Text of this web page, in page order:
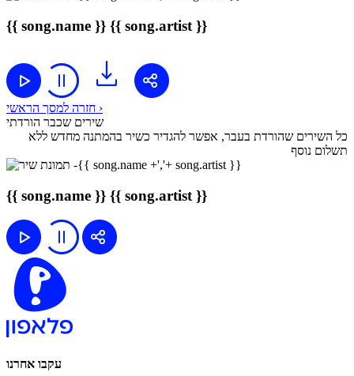
{{ song.name }} {{ song.artist }}
חזרה למסך הראשי ›
שירים שכבר הורדתי
כל השירים שהורדת בעבר, אפשר להגדיר כשיר בהמתנה מחדש ללא
תשלום נוסף
{{ song.name }} {{ song.artist }}
עקבו אחרנו